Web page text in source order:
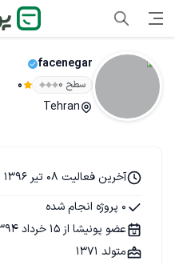
facenegar
سطح ۰ 0
Tehran
آخرین فعالیت 08 تیر 1396
0 پروژه انجام شده
عضو پونیشا از 15 خرداد 1394
متولد 1371